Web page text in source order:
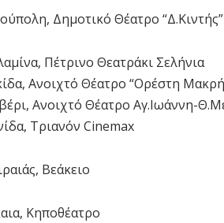
Δημοτικό Θέατρο “Δ.Κιντής”
Πέτρινο Θεατράκι Σελήνια
Ανοιχτό Θέατρο “Ορέστη
Ανοιχτό Θέατρο Αγ.Ιωάννη-
Τριανόν Cinemax
Βεάκειο
Κηποθέατρο